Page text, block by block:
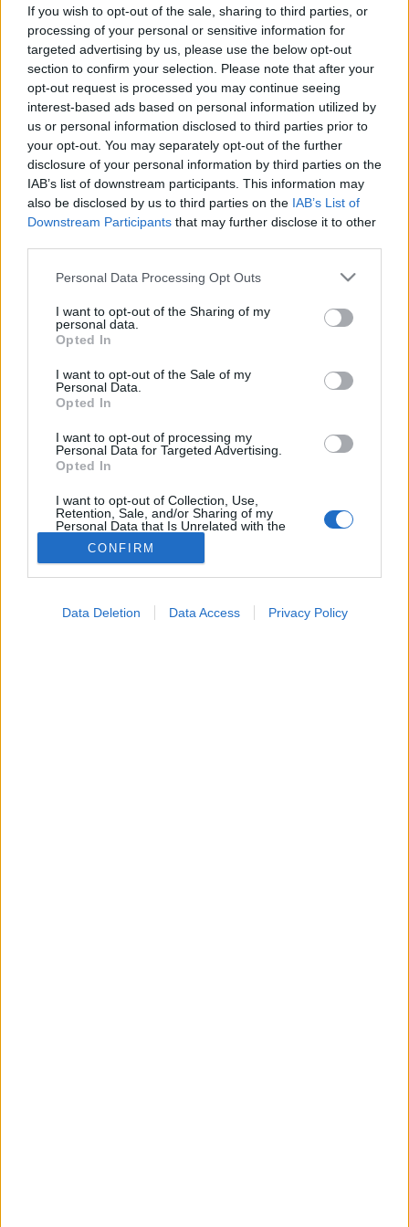
If you wish to opt-out of the sale, sharing to third parties, or
processing of your personal or sensitive information for
targeted advertising by us, please use the below opt-out
section to confirm your selection. Please note that after your
opt-out request is processed you may continue seeing
interest-based ads based on personal information utilized by
us or personal information disclosed to third parties prior to
your opt-out. You may separately opt-out of the further
disclosure of your personal information by third parties on the
IAB’s list of downstream participants. This information may
also be disclosed by us to third parties on the IAB’s List of
Downstream Participants that may further disclose it to other
Please note that this website/app uses one or more Google
not limited to your visit or usage behaviour. You may click to
grant or deny consent to Google and its third-party tags to
use your data for below specified purposes in below Google
consent section.
Personal Data Processing Opt Outs
I want to opt-out of the Sharing of my
personal data.
Opted In
I want to opt-out of the Sale of my
Personal Data.
Opted In
I want to opt-out of processing my
Personal Data for Targeted Advertising.
Opted In
I want to opt-out of Collection, Use,
Retention, Sale, and/or Sharing of my
Personal Data that Is Unrelated with the
Purposes for which it was collected.
Opted Out
CONFIRM
Data Deletion Data Access Privacy Policy
monoxid-mérgezést
2025. október 23. 07:04
Küldés Küldés Messengeren